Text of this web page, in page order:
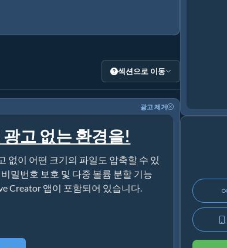
섹션으로 이동
광고 제거
고 없는 환경을!
없이 어떤 크기의 파일도 압축할 수 있
밀번호 보호 및 다중 볼륨 분할 기능
Creator 앱이 포함되어 있습니다.